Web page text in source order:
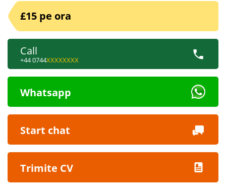
£15 pe ora
Call
+44 0744XXXXXXXX
Whatsapp
Start chat
Trimite CV